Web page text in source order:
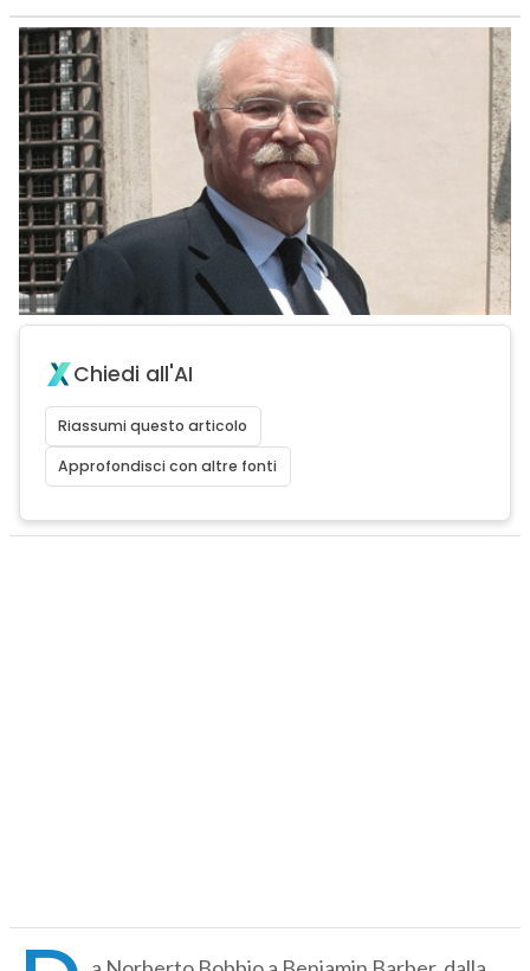
Chiedi all'AI
Riassumi questo articolo
Approfondisci con altre fonti